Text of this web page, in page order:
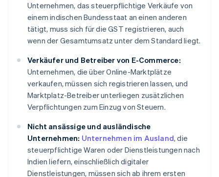
Unternehmen, das steuerpflichtige Verkäufe von
einem indischen Bundesstaat an einen anderen
tätigt, muss sich für die GST registrieren, auch
wenn der Gesamtumsatz unter dem Standard liegt.
Verkäufer und Betreiber von E-Commerce:
Unternehmen, die über Online-Marktplätze
verkaufen, müssen sich registrieren lassen, und
Marktplatz-Betreiber unterliegen zusätzlichen
Verpflichtungen zum Einzug von Steuern.
Nicht ansässige und ausländische
Unternehmen: Unternehmen im Ausland, die
steuerpflichtige Waren oder Dienstleistungen nach
Indien liefern, einschließlich digitaler
Dienstleistungen, müssen sich ab ihrem ersten